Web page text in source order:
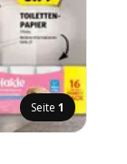
Seite 1